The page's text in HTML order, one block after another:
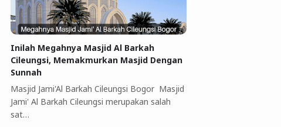
Inilah Megahnya Masjid Al Barkah
Cileungsi, Memakmurkan Masjid Dengan
Sunnah
Masjid Jami'Al Barkah Cileungsi Bogor Masjid
Jami' Al Barkah Cileungsi merupakan salah
sat…